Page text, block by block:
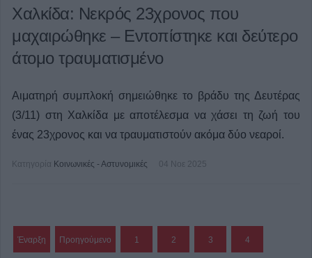
Χαλκίδα: Νεκρός 23χρονος που
μαχαιρώθηκε – Εντοπίστηκε και δεύτερο
άτομο τραυματισμένο
Αιματηρή συμπλοκή σημειώθηκε το βράδυ της Δευτέρας
(3/11) στη Χαλκίδα με αποτέλεσμα να χάσει τη ζωή του
ένας 23χρονος και να τραυματιστούν ακόμα δύο νεαροί.
Κατηγορία Κοινωνικές - Αστυνομικές 04 Νοε 2025
Έναρξη Προηγούμενο 1 2 3 4